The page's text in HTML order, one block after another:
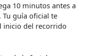
10 minutos antes a
Tu guía oficial te
inicio del recorrido